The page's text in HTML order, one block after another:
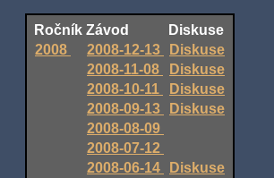
Ročník Závod
Diskuse
2008
2008-12-13
Diskuse
2008-11-08
Diskuse
2008-10-11
Diskuse
2008-09-13
Diskuse
2008-08-09
2008-07-12
2008-06-14
Diskuse